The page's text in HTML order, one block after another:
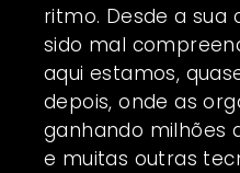
ritmo. Desde a sua
sido mal
aqui estamos,
depois, onde as
ganhando milhões
e muitas outras